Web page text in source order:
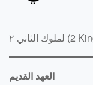
العهد القديم